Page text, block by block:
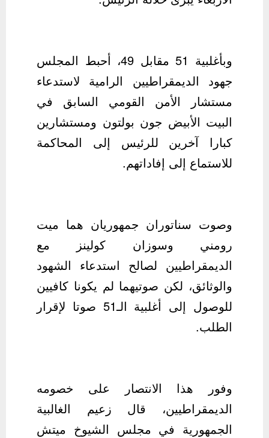
وبأغلبية 51 مقابل 49، أحبط المجلس
جهود الديمقراطيين الرامية لاستدعاء
مستشار الأمن القومي السابق في
البيت الأبيض جون بولتون ومستشارين
كبارا آخرين للرئيس إلى المحاكمة
للاستماع إلى إفاداتهم.
وصوت سناتوران جمهوريان هما ميت
رومني وسوزان كولينز مع
الديمقراطيين لصالح استدعاء الشهود
والوثائق، لكن صوتيهما لم يكونا كافيين
للوصول إلى أغلبية الـ51 صوتا لإقرار
الطلب.
وفور هذا الانتصار على خصومه
الديمقراطيين، قال زعيم الغالبية
الجمهورية في مجلس الشيوخ ميتش